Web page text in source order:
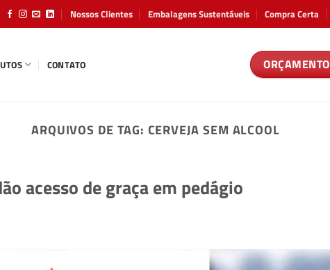
Nossos Clientes Embalagens Sustentáveis Compra Certa
CONTATO ORÇAMENTO
ARQUIVOS DE TAG: CERVEJA SEM ALCOOL
acesso de graça em pedágio